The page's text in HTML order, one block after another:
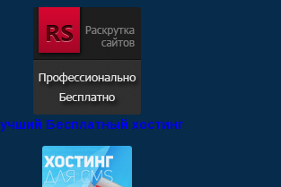
Бесплатный хостинг